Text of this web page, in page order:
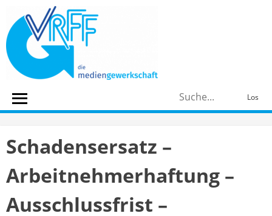
content
Los
Schadensersatz –
Arbeitnehmerhaftung –
Ausschlussfrist –